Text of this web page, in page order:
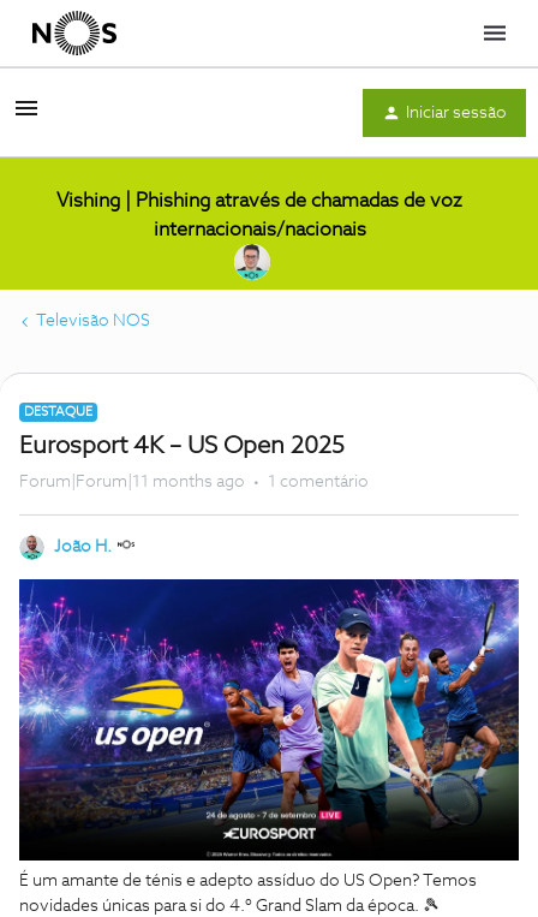
Menu
Iniciar sessão
Vishing | Phishing através de chamadas de voz
internacionais/nacionais
Televisão NOS
DESTAQUE
Eurosport 4K – US Open 2025
Forum|Forum|11 months ago 1 comentário
João H.
É um amante de ténis e adepto assíduo do US Open? Temos
novidades únicas para si do 4.º Grand Slam da época. 🎾